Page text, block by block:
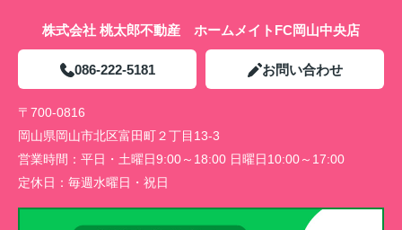
株式会社 桃太郎不動産 ホームメイトFC岡山中央店
086-222-5181 お問い合わせ
〒700-0816
岡山県岡山市北区富田町２丁目13-3
営業時間： 平日・土曜日9:00～18:00 日曜日10:00～17:00
定休日： 毎週水曜日・祝日